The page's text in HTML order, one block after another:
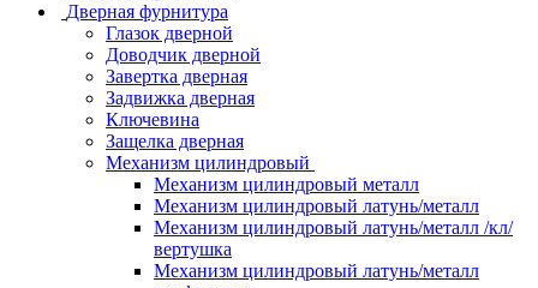
Дверная фурнитура
Глазок дверной
Доводчик дверной
Завертка дверная
Задвижка дверная
Ключевина
Защелка дверная
Механизм цилиндровый
Механизм цилиндровый металл
Механизм цилиндровый латунь/металл
Механизм цилиндровый латунь/металл /кл/
вертушка
Механизм цилиндровый латунь/металл